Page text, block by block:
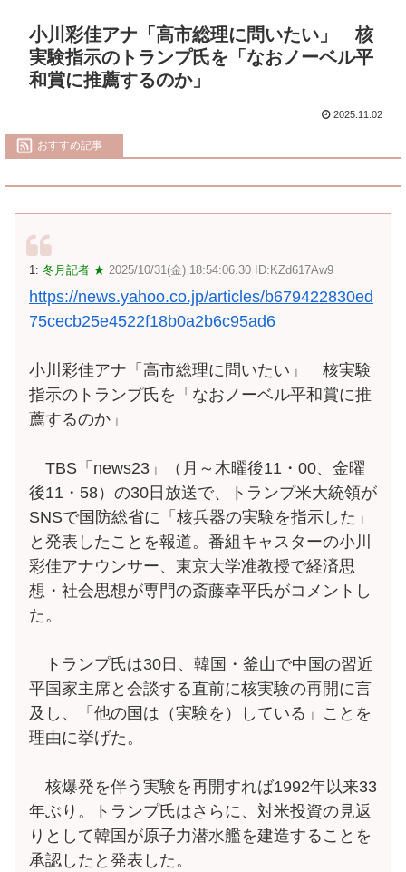
小川彩佳アナ「高市総理に問いたい」 核
実験指示のトランプ氏を「なおノーベル平
和賞に推薦するのか」
2025.11.02
おすすめ記事
1: 冬月記者 ★ 2025/10/31(金) 18:54:06.30 ID:KZd617Aw9
https://news.yahoo.co.jp/articles/b679422830ed
75cecb25e4522f18b0a2b6c95ad6
小川彩佳アナ「高市総理に問いたい」 核実験
指示のトランプ氏を「なおノーベル平和賞に推
薦するのか」
TBS「news23」（月～木曜後11・00、金曜
後11・58）の30日放送で、トランプ米大統領が
SNSで国防総省に「核兵器の実験を指示した」
と発表したことを報道。番組キャスターの小川
彩佳アナウンサー、東京大学准教授で経済思
想・社会思想が専門の斎藤幸平氏がコメントし
た。
トランプ氏は30日、韓国・釜山で中国の習近
平国家主席と会談する直前に核実験の再開に言
及し、「他の国は（実験を）している」ことを
理由に挙げた。
核爆発を伴う実験を再開すれば1992年以来33
年ぶり。トランプ氏はさらに、対米投資の見返
りとして韓国が原子力潜水艦を建造することを
承認したと発表した。